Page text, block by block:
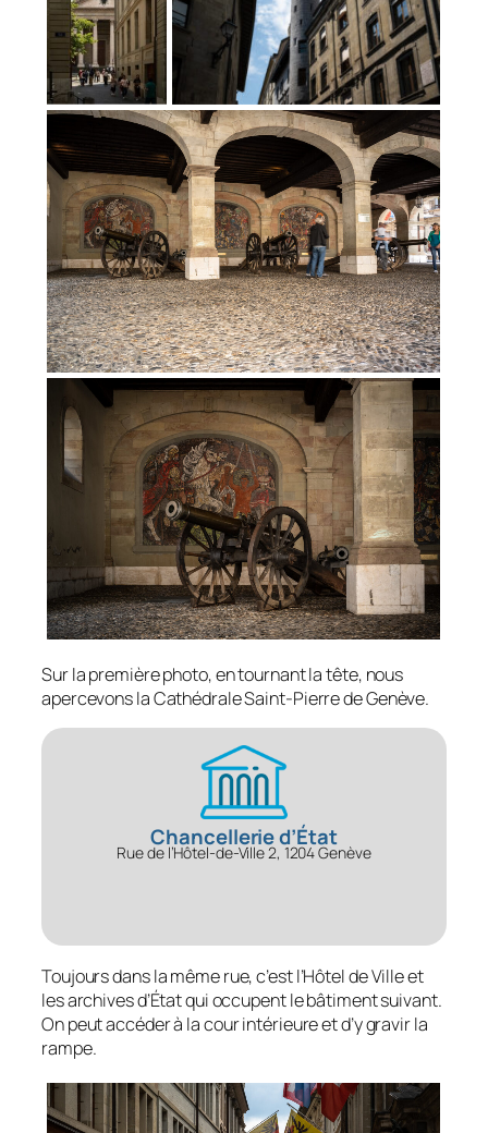
Sur la première photo, en tournant la tête, nous
apercevons la Cathédrale Saint-Pierre de Genève.
Chancellerie d’État
Rue de l’Hôtel-de-Ville 2, 1204 Genève
Toujours dans la même rue, c’est l’Hôtel de Ville et
les archives d’État qui occupent le bâtiment suivant.
On peut accéder à la cour intérieure et d’y gravir la
rampe.